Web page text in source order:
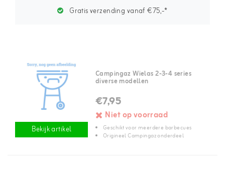
Gratis verzending vanaf €75,-*
Bekijk artikel
Campingaz Wielas 2-3-4 series
diverse modellen
€7,95
Niet op voorraad
Geschikt voor meerdere barbecues
Origineel Campingaz onderdeel